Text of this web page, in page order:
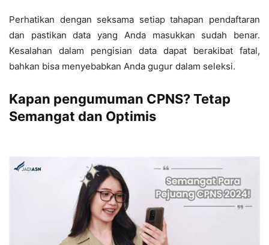
Perhatikan dengan seksama setiap tahapan pendaftaran
dan pastikan data yang Anda masukkan sudah benar.
Kesalahan dalam pengisian data dapat berakibat fatal,
bahkan bisa menyebabkan Anda gugur dalam seleksi.
Kapan pengumuman CPNS? Tetap
Semangat dan Optimis